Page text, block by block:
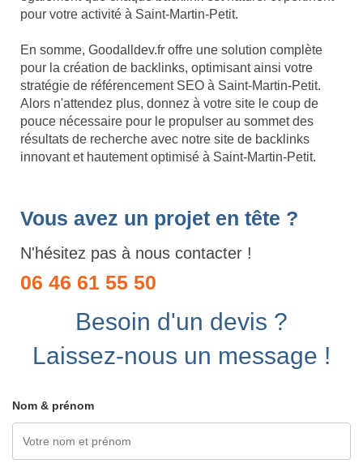
pour votre activité à Saint-Martin-Petit.
En somme, Goodalldev.fr offre une solution complète
pour la création de backlinks, optimisant ainsi votre
stratégie de référencement SEO à Saint-Martin-Petit.
Alors n'attendez plus, donnez à votre site le coup de
pouce nécessaire pour le propulser au sommet des
résultats de recherche avec notre site de backlinks
innovant et hautement optimisé à Saint-Martin-Petit.
Vous avez un projet en tête ?
N'hésitez pas à nous contacter !
06 46 61 55 50
Besoin d'un devis ?
Laissez-nous un message !
Nom & prénom